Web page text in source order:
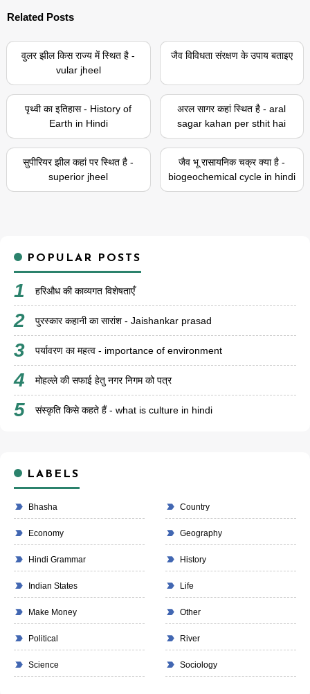
Related Posts
वुलर झील किस राज्य में स्थित है -
vular jheel
जैव विविधता संरक्षण के उपाय बताइए
पृथ्वी का इतिहास - History of
Earth in Hindi
अरल सागर कहां स्थित है - aral
sagar kahan per sthit hai
सुपीरियर झील कहां पर स्थित है -
superior jheel
जैव भू रासायनिक चक्र क्या है -
biogeochemical cycle in hindi
POPULAR POSTS
हरिऔध की काव्यगत विशेषताएँ
पुरस्कार कहानी का सारांश - Jaishankar prasad
पर्यावरण का महत्व - importance of environment
मोहल्ले की सफाई हेतु नगर निगम को पत्र
संस्कृति किसे कहते हैं - what is culture in hindi
LABELS
Bhasha Country
Economy Geography
Hindi Grammar History
Indian States Life
Make Money Other
Political River
Science Sociology